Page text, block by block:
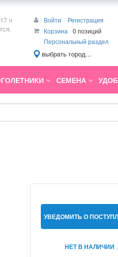
ч
Войти
Регистрация
Корзина
0 позиций
Персональный раздел
выбрать город...
СЕМЕНА
УВЕДОМИТЬ О
НЕТ В НАЛИЧИИ